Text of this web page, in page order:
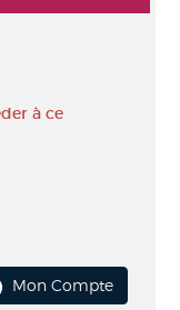
à ce
Mon Compte